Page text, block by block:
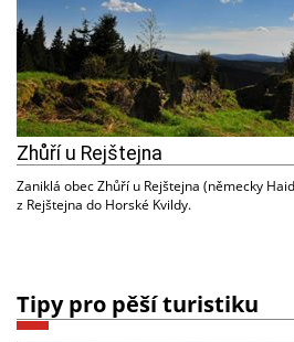
Zhůří u Rejštejna
Zaniklá obec Zhůří u Rejštejna (německy
z Rejštejna do Horské Kvildy.
Tipy pro pěší turistiku